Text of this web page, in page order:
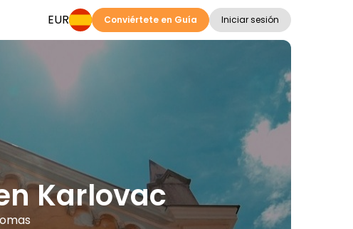
EUR Conviértete en Guía Iniciar sesión
Karlovac